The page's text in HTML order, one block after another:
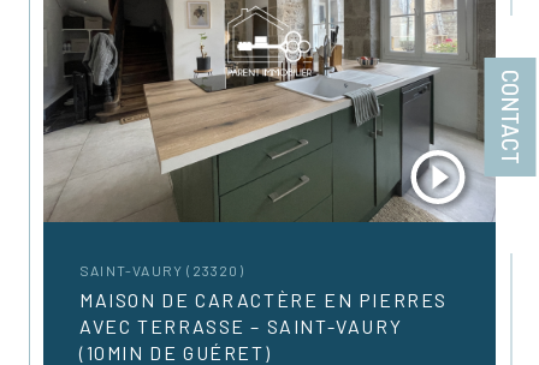
CONTACT
SAINT-VAURY (23320)
MAISON DE CARACTÈRE EN PIERRES
AVEC TERRASSE – SAINT-VAURY
(10MIN DE GUÉRET)